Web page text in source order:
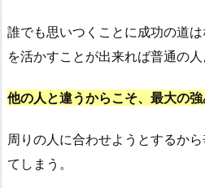
誰でも思いつくことに成功の道
を活かすことが出来れば普通の人
他の人と違うからこそ、最大の
周りの人に合わせようとするか
てしまう。